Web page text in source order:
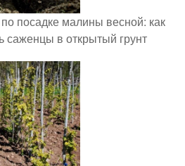
посадке малины весной: как
саженцы в открытый грунт